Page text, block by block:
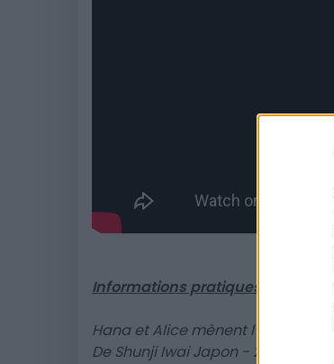
Informations pratiques:
Hana et Alice mènent l’enquête
De Shunji Iwai Japon - 2016